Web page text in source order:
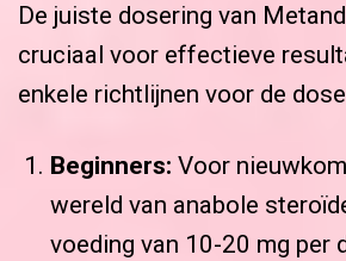
De juiste dosering van
cruciaal voor effectieve
enkele richtlijnen voor de
Beginners: Voor
wereld van anabole
voeding van 10-20 mg per